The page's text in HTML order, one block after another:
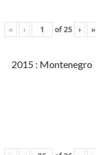
« ‹ of25 › »
2015 : Montenegro